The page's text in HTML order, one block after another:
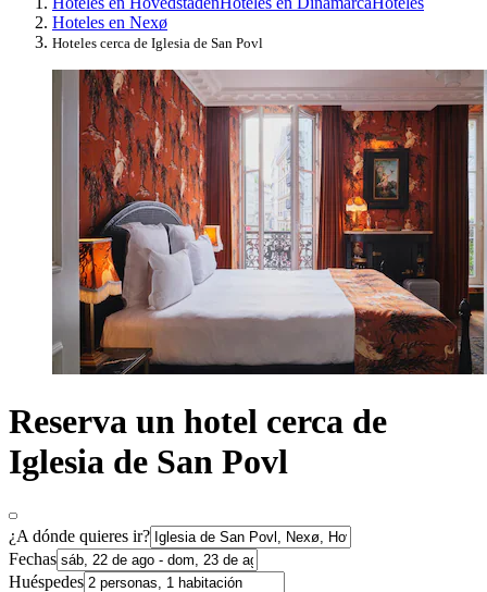
Hoteles en Nexø
Hoteles cerca de Iglesia de San Povl
Reserva un hotel cerca de
Iglesia de San Povl
¿A dónde quieres ir?
Fechas
Huéspedes